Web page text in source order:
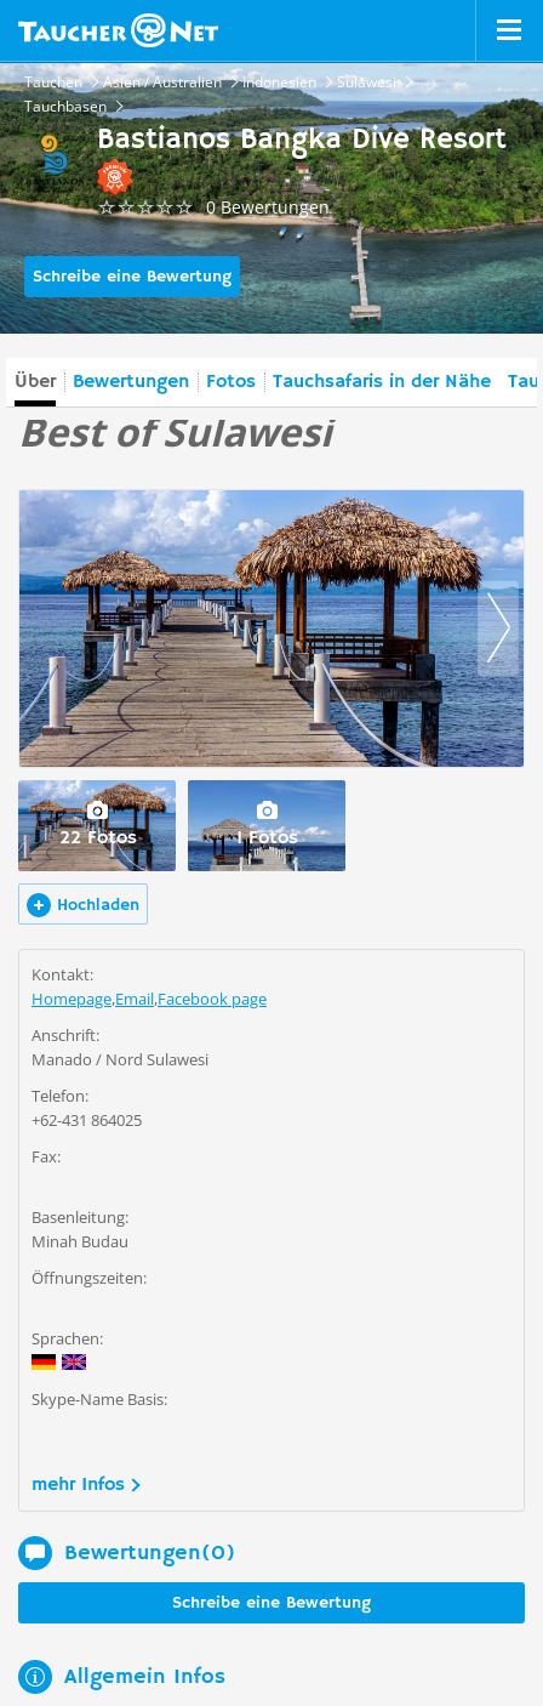
Tauchen Asien / Australien Indonesien
Sulawesi
Tauchbasen
Bastianos Bangka Dive Resort
0 Bewertungen
Schreibe eine Bewertung
Über Bewertungen Fotos Tauchsafaris in der Nähe
Best of Sulawesi
22 Fotos 1 Fotos
Hochladen
Kontakt:
Homepage,Email,Facebook page
Anschrift:
Manado / Nord Sulawesi
Telefon:
+62-431 864025
Fax:
Basenleitung:
Minah Budau
Öffnungszeiten:
Sprachen:
Skype-Name Basis:
mehr Infos
Bewertungen(0)
Schreibe eine Bewertung
Allgemein Infos